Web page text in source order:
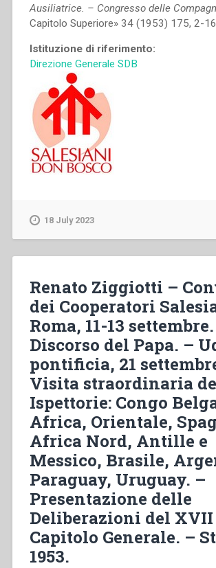
Ausiliatrice. – Congresso delle
Capitolo Superiore» 34 (1953) 175, 2-
Istituzione di riferimento:
Direzione Generale SDB
18 July 2023
Renato Ziggiotti –
dei Cooperatori
Roma, 11-13 settembre.
Discorso del Papa. –
pontificia, 21
Visita straordinaria
Ispettorie: Congo
Africa, Orientale,
Africa Nord, Antille e
Messico, Brasile,
Paraguay, Uruguay. –
Presentazione delle
Deliberazioni del XVII
Capitolo Generale. –
1953.